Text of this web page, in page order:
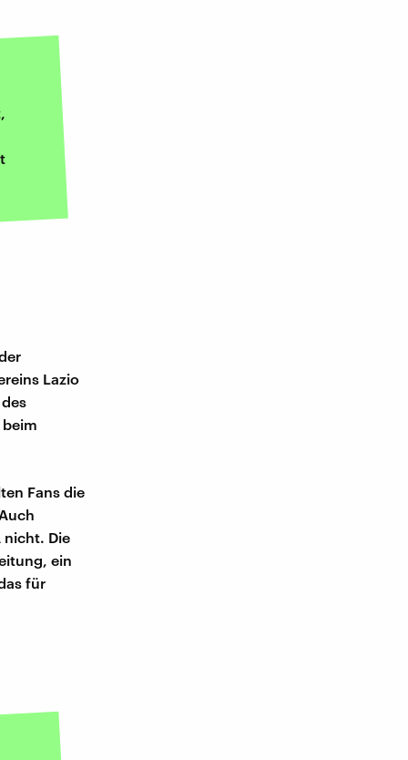
Lazio
Fans die
nicht. Die
ein
für